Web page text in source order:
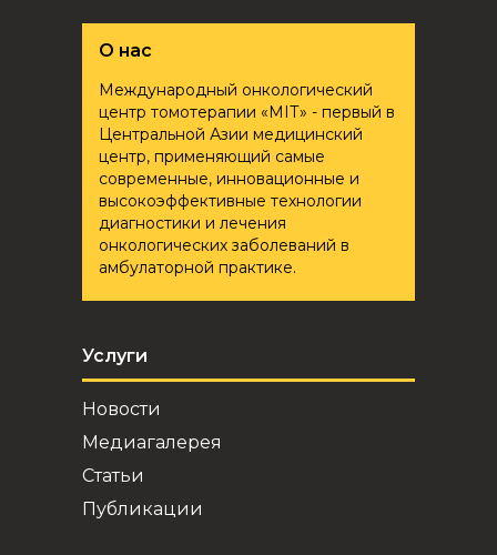
О нас
Международный онкологический
центр томотерапии «ҮМІТ» - первый в
Центральной Азии медицинский
центр, применяющий самые
современные, инновационные и
высокоэффективные технологии
диагностики и лечения
онкологических заболеваний в
амбулаторной практике.
Услуги
Новости
Медиагалерея
Статьи
Публикации